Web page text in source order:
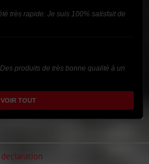
très rapide. Je suis 100% satisfait de
produits de très bonne qualité à un
VOIR TOUT
declaration